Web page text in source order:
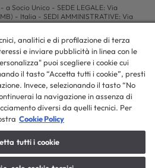
a Socio Unico - SEDE LEGALE: Via
- Italia - SEDI AMMINISTRATIVE: Via
Brugherio (MB) e Via Trento n. 20/A-22
€ 35.000.000,00 i.v. - Cod. Fiscale e n.
Monza-Brianza-Lodi 04666310158 - P.
MB-1033934 - Autorizzazione IT AEOF
di direzione e coordinamento di Candy
analitici e di profilazione di terza
e inviare pubblicità in linea con le
puoi scegliere i cookie cui
il tasto “Accetta tutti i cookie”, presti
Invece, selezionando il tasto “No
la navigazione in assenza di
diversi da quelli tecnici. Per
Cookie Policy
tutti i cookie